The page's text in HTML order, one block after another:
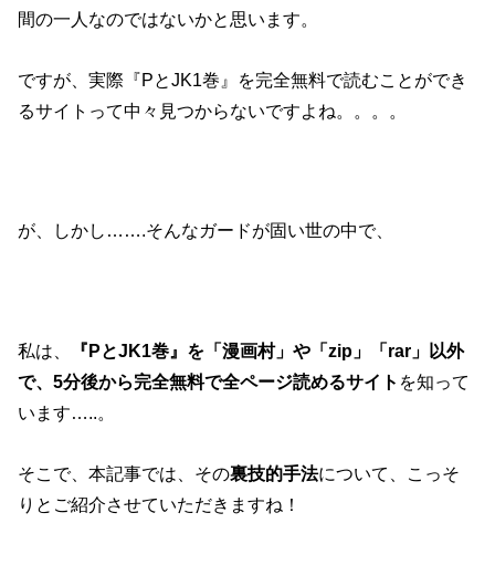
間の一人なのではないかと思います。
ですが、実際『PとJK1巻』を完全無料で読むことができ
るサイトって中々見つからないですよね。。。。
が、しかし…….そんなガードが固い世の中で、
私は、
『PとJK1巻』を「漫画村」や「zip」「rar」以外
で、5分後から完全無料で全ページ読めるサイト を知って
います…..。
そこで、本記事では、その裏技的手法について、こっそ
りとご紹介させていただきますね！